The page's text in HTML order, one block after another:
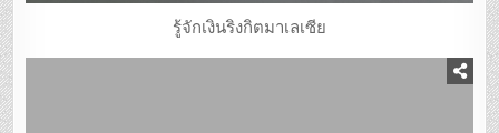
รู้จักเงินริงกิตมาเลเซีย